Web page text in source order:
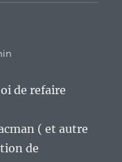
de refaire
( et autre
de